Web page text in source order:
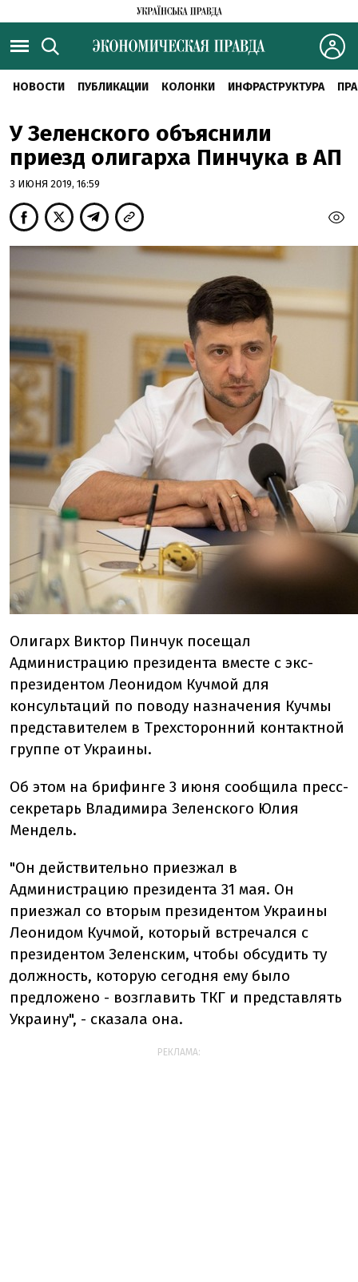
НОВОСТИ ПУБЛИКАЦИИ КОЛОНКИ ИНФРАСТРУКТУРА
У Зеленского объяснили
приезд олигарха Пинчука в АП
3 ИЮНЯ 2019, 16:59
Олигарх Виктор Пинчук посещал
Администрацию президента вместе с экс-
президентом Леонидом Кучмой для
консультаций по поводу назначения Кучмы
представителем в Трехсторонний контактной
группе от Украины.
Об этом на брифинге 3 июня сообщила пресс-
секретарь Владимира Зеленского Юлия
Мендель.
"Он действительно приезжал в
Администрацию президента 31 мая. Он
приезжал со вторым президентом Украины
Леонидом Кучмой, который встречался с
президентом Зеленским, чтобы обсудить ту
должность, которую сегодня ему было
предложено - возглавить ТКГ и представлять
Украину", - сказала она.
РЕКЛАМА: